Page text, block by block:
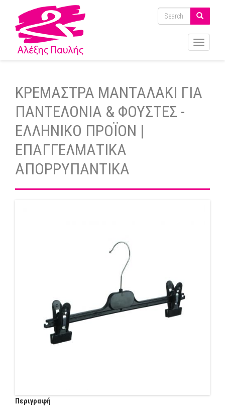
ΚΡΕΜΑΣΤΡΑ ΜΑΝΤΑΛΑΚΙ ΓΙΑ
ΠΑΝΤΕΛΟΝΙΑ & ΦΟΥΣΤΕΣ -
ΕΛΛΗΝΙΚΟ ΠΡΟΪΟΝ |
ΕΠΑΓΓΕΛΜΑΤΙΚΑ
ΑΠΟΡΡΥΠΑΝΤΙΚΑ
Περιγραφή
Toggle